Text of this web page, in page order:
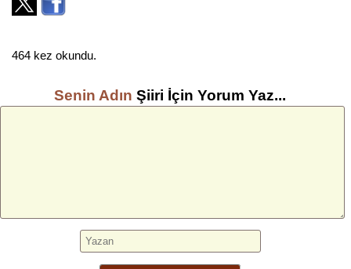
464 kez okundu.
Senin Adın Şiiri İçin Yorum Yaz...